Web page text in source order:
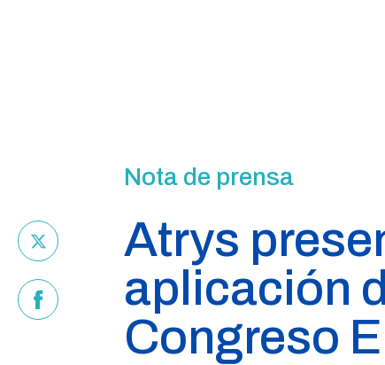
Nota de prensa
Atrys
aplicación
Congreso